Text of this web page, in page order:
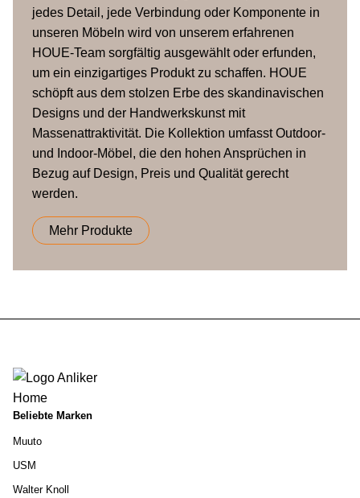
jedes Detail, jede Verbindung oder Komponente in
unseren Möbeln wird von unserem erfahrenen
HOUE-Team sorgfältig ausgewählt oder erfunden,
um ein einzigartiges Produkt zu schaffen. HOUE
schöpft aus dem stolzen Erbe des skandinavischen
Designs und der Handwerkskunst mit
Massenattraktivität. Die Kollektion umfasst Outdoor-
und Indoor-Möbel, die den hohen Ansprüchen in
Bezug auf Design, Preis und Qualität gerecht
werden.
Mehr Produkte
Beliebte Marken
Muuto
USM
Walter Knoll